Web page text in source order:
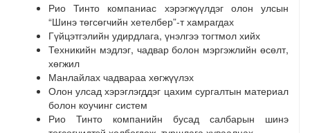
Рио Тинто компаниас хэрэгжүүлдэг олон улсын
“Шинэ төгсөгчийн хетелбер”-т хамрагдах
Гүйцэтгэлийн удирдлага, үнэлгээ тогтмол хийх
Техникийн мэдлэг, чадвар болон мэргэжлийн өсөлт,
хөгжил
Манлайлах чадвараа хөгжүүлэх
Олон улсад хэрэглэгддэг цахим сургалтын материал
болон коучинг систем
Рио Тинто компанийн бусад салбарын шинэ